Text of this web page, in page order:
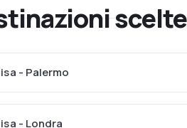
- Palermo
- Londra